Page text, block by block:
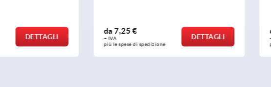
DETTAGLI
da46,78 €
+ IVA
più le spese di spedizione
DETTAGLI